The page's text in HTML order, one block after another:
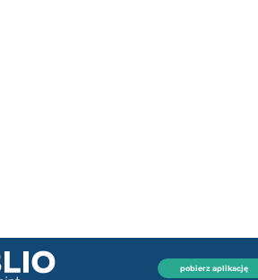
pobierz aplikację